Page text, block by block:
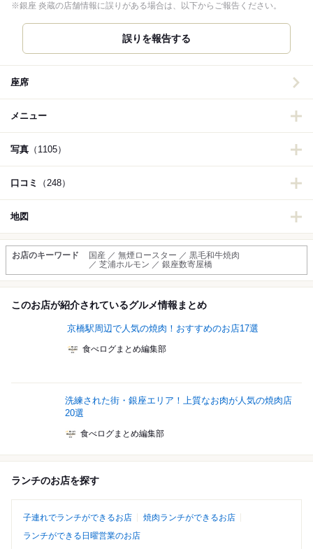
※銀座 炎蔵の店舗情報に誤りがある場合は、以下からご報告ください。
誤りを報告する
座席
メニュー
写真 （1105）
口コミ （248）
地図
お店のキーワード
国産 ／ 無煙ロースター ／ 黒毛和牛焼肉
／ 芝浦ホルモン ／ 銀座数寄屋橋
このお店が紹介されているグルメ情報まとめ
京橋駅周辺で人気の焼肉！おすすめのお店17選
食べログまとめ編集部
洗練された街・銀座エリア！上質なお肉が人気の焼肉店
20選
食べログまとめ編集部
ランチのお店を探す
子連れでランチができるお店
焼肉ランチができるお店
ランチができる日曜営業のお店